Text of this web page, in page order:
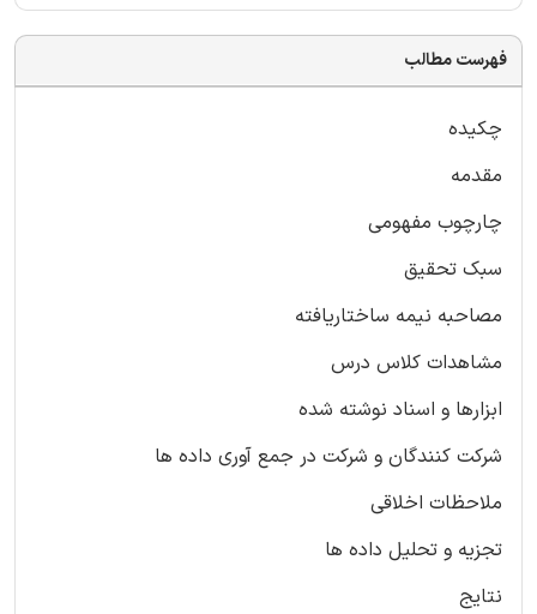
فهرست مطالب
چکیده
مقدمه
چارچوب مفهومی
سبک تحقیق
مصاحبه نیمه ساختاریافته
مشاهدات کلاس درس
ابزارها و اسناد نوشته شده
شرکت کنندگان و شرکت در جمع آوری داده ها
ملاحظات اخلاقی
تجزیه و تحلیل داده ها
نتایج